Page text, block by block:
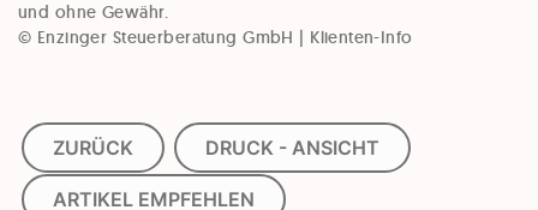
und ohne Gewähr.
© Enzinger Steuerberatung GmbH | Klienten-Info
ZURÜCK DRUCK - ANSICHT
ARTIKEL EMPFEHLEN